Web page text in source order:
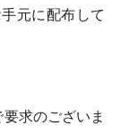
元に配布して
求のございま